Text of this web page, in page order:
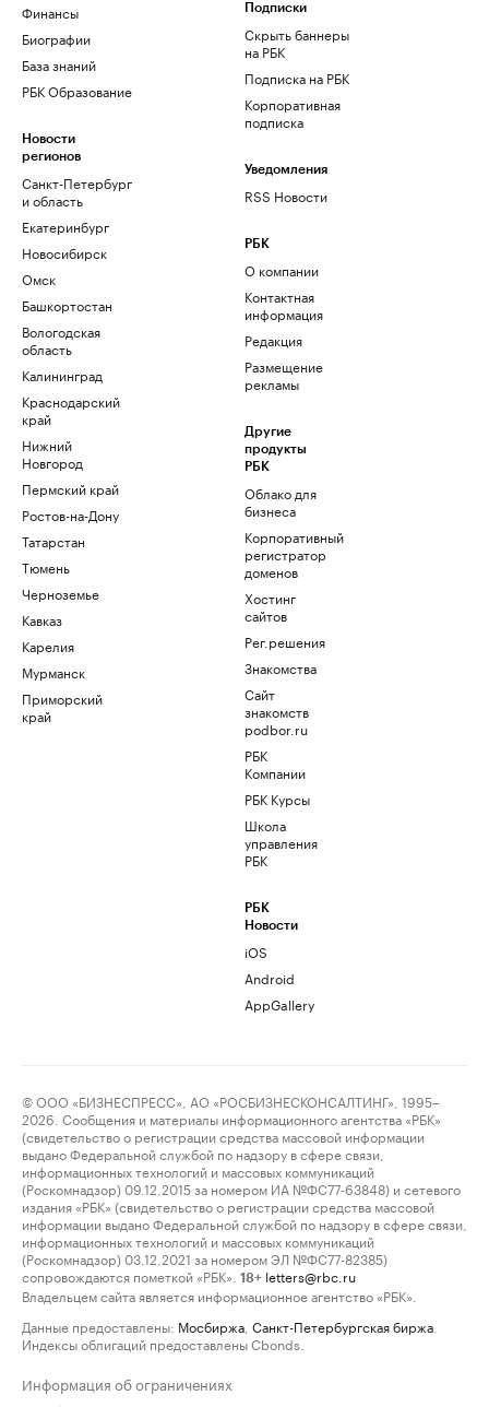
Финансы
Биографии
База знаний
РБК Образование
Новости
регионов
Санкт-Петербург
и область
Екатеринбург
Новосибирск
Омск
Башкортостан
Вологодская
область
Калининград
Краснодарский
край
Нижний
Новгород
Пермский край
Ростов-на-Дону
Татарстан
Тюмень
Черноземье
Кавказ
Карелия
Мурманск
Приморский
край
Подписки
Скрыть баннеры
на РБК
Подписка на РБК
Корпоративная
подписка
Уведомления
RSS Новости
РБК
О компании
Контактная
информация
Редакция
Размещение
рекламы
Другие
продукты
РБК
Облако для
бизнеса
Корпоративный
регистратор
доменов
Хостинг
сайтов
Рег.решения
Знакомства
Сайт
знакомств
podbor.ru
РБК
Компании
РБК Курсы
Школа
управления
РБК
РБК
Новости
iOS
Android
AppGallery
© ООО «БИЗНЕСПРЕСС», АО «РОСБИЗНЕСКОНСАЛТИНГ», 1995–
2026. Сообщения и материалы информационного агентства «РБК»
(свидетельство о регистрации средства массовой информации
выдано Федеральной службой по надзору в сфере связи,
информационных технологий и массовых коммуникаций
(Роскомнадзор) 09.12.2015 за номером ИА №ФС77-63848) и сетевого
издания «РБК» (свидетельство о регистрации средства массовой
информации выдано Федеральной службой по надзору в сфере связи,
информационных технологий и массовых коммуникаций
(Роскомнадзор) 03.12.2021 за номером ЭЛ №ФС77-82385)
сопровождаются пометкой «РБК».
18+ letters@rbc.ru
Владельцем сайта является информационное агентство «РБК».
Данные предоставлены: Мосбиржа Санкт-Петербургская биржа
Индексы облигаций предоставлены Cbonds.
Информация об ограничениях